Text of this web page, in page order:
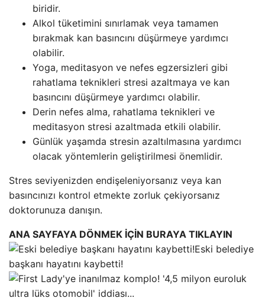
biridir.
Alkol tüketimini sınırlamak veya tamamen
bırakmak kan basıncını düşürmeye yardımcı
olabilir.
Yoga, meditasyon ve nefes egzersizleri gibi
rahatlama teknikleri stresi azaltmaya ve kan
basıncını düşürmeye yardımcı olabilir.
Derin nefes alma, rahatlama teknikleri ve
meditasyon stresi azaltmada etkili olabilir.
Günlük yaşamda stresin azaltılmasına yardımcı
olacak yöntemlerin geliştirilmesi önemlidir.
Stres seviyenizden endişeleniyorsanız veya kan
basıncınızı kontrol etmekte zorluk çekiyorsanız
doktorunuza danışın.
ANA SAYFAYA DÖNMEK İÇİN BURAYA TIKLAYIN
Eski belediye
başkanı hayatını kaybetti!